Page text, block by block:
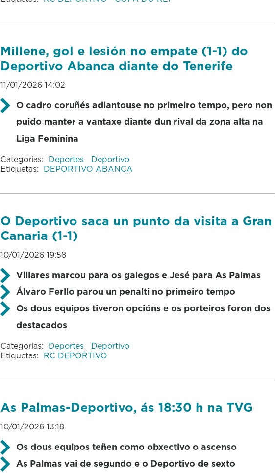
Millene, gol e lesión no empate (1-1) do
Deportivo Abanca diante do Tenerife
11/01/2026 14:02
O cadro coruñés adiantouse no primeiro tempo, pero non
puido manter a vantaxe diante dun rival da zona alta na
Liga Feminina
Categorías: Deportes
Deportivo
Etiquetas: DEPORTIVO ABANCA
O Deportivo saca un punto da visita a Gran
Canaria (1-1)
10/01/2026 19:58
Villares marcou para os galegos e Jesé para As Palmas
Álvaro Ferllo parou un penalti no primeiro tempo
Os dous equipos tiveron opcións e os porteiros foron dos
destacados
Categorías: Deportes
Deportivo
Etiquetas: RC DEPORTIVO
As Palmas-Deportivo, ás 18:30 h na TVG
10/01/2026 13:18
Os dous equipos teñen como obxectivo o ascenso
As Palmas vai de segundo e o Deportivo de sexto